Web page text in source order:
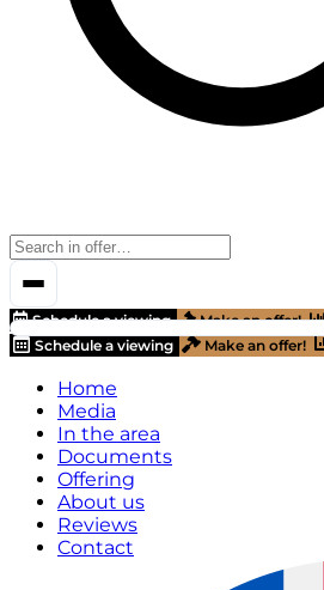
Schedule a viewing Make an offer!
Schedule a viewing
Make an offer!
Home
Media
In the area
Documents
Offering
About us
Reviews
Contact